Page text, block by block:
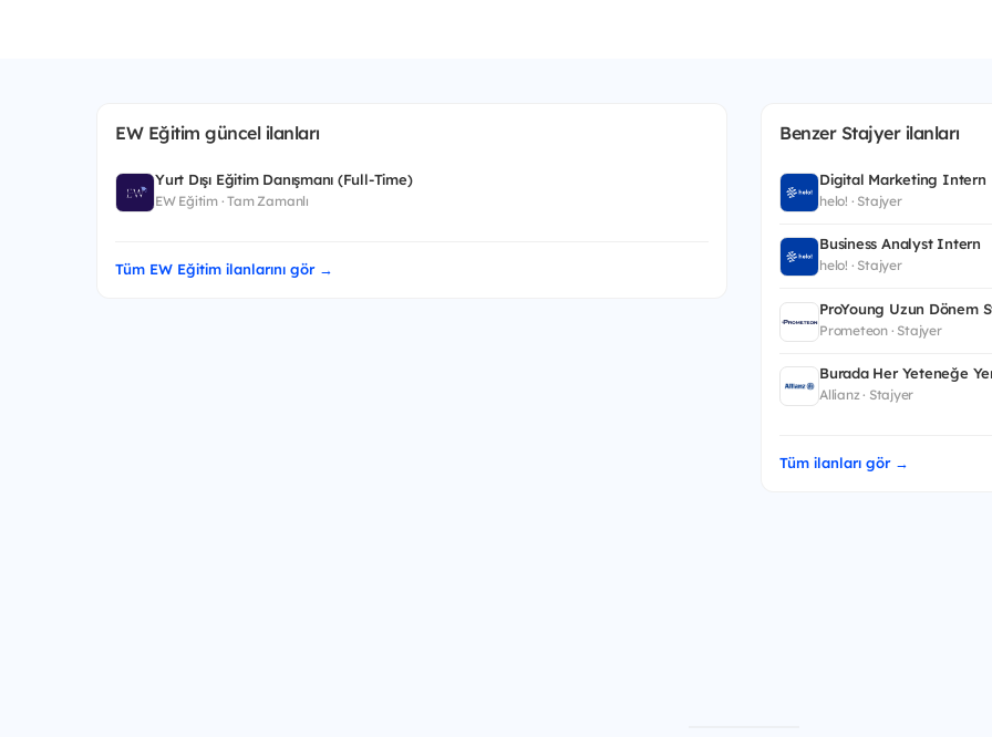
EW Eğitim güncel ilanları
Yurt Dışı Eğitim Danışmanı (Full-Time)
EW Eğitim · Tam Zamanlı
Tüm EW Eğitim ilanlarını gör →
Benzer Stajyer ilanları
Digital Marketing Intern
helo! · Stajyer
Business Analyst Intern
helo! · Stajyer
ProYoung Uzun Dönem
Prometeon · Stajyer
Burada Her Yeteneğe
Allianz · Stajyer
Tüm ilanları gör →